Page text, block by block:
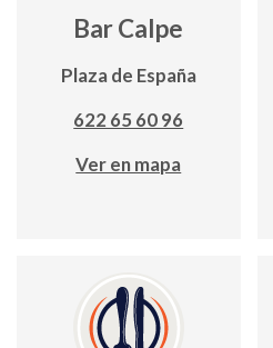
Bar Calpe
Plaza de España
622 65 60 96
Ver en mapa